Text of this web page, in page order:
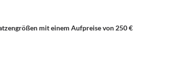
mit einem Aufpreise von 250 €